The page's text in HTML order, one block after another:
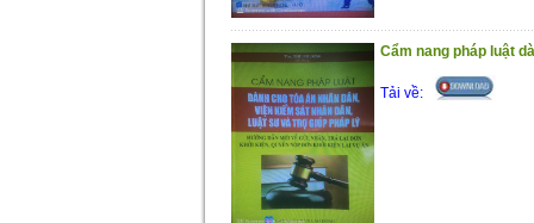
Trân trọng giới thiệu cùng bạn
Cẩm nang pháp luật
Tải về: